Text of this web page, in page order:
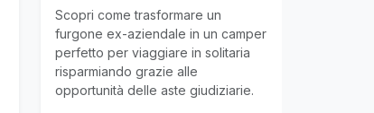
Scopri come trasformare un
furgone ex-aziendale in un camper
perfetto per viaggiare in solitaria
risparmiando grazie alle
opportunità delle aste giudiziarie.